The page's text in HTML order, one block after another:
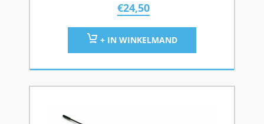
€24,50
+ IN WINKELMAND